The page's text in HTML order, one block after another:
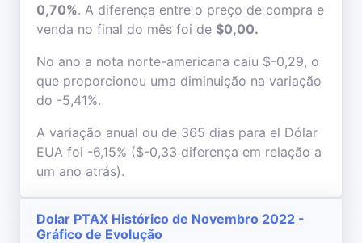
0,70%. A diferença entre o preço de compra e
venda no final do mês foi de $0,00.
No ano a nota norte-americana caiu $-0,29, o
que proporcionou uma diminuição na variação
do -5,41%.
A variação anual ou de 365 dias para el Dólar
EUA foi -6,15% ($-0,33 diferença em relação a
um ano atrás).
Dolar PTAX Histórico de Novembro 2022 -
Gráfico de Evolução